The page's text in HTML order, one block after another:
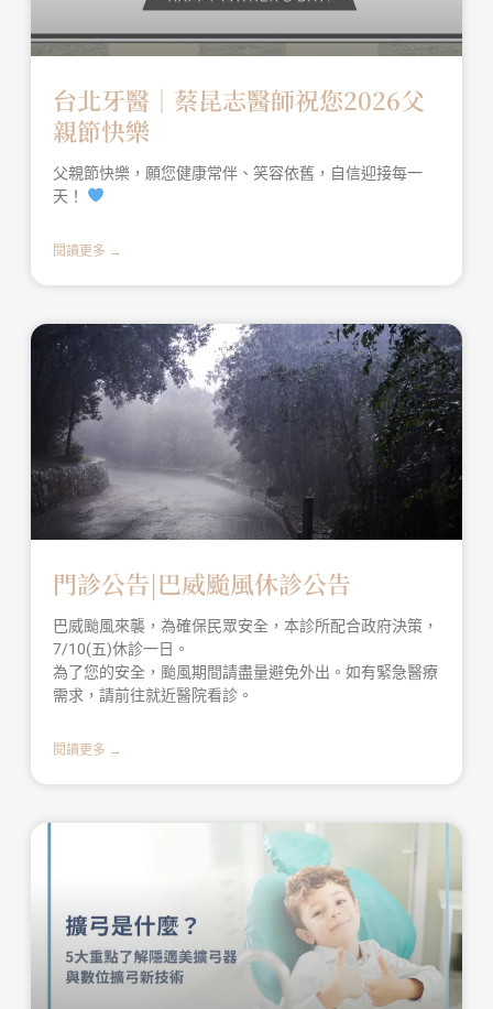
台北牙醫│蔡昆志醫師祝您2026父
親節快樂
父親節快樂，願您健康常伴、笑容依舊，自信迎接每一
天！
閱讀更多 →
門診公告|巴威颱風休診公告
巴威颱風來襲，為確保民眾安全，本診所配合政府決策，
7/10(五)休診一日。
為了您的安全，颱風期間請盡量避免外出。如有緊急醫療
需求，請前往就近醫院看診。
閱讀更多 →